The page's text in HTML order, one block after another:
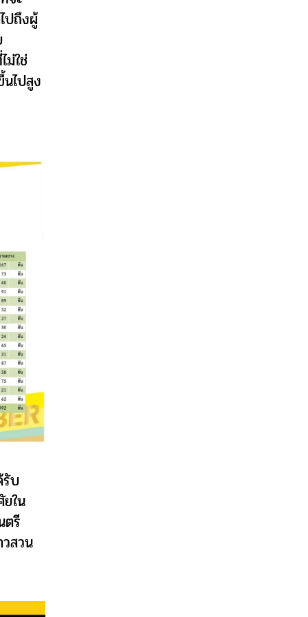
ปถึงผู้
ม่ใช่
ไปสูง
รับ
ใน
ตรี
สวน